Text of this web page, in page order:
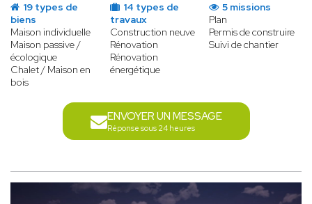
19 types de
biens
Maison individuelle
Maison passive /
écologique
Chalet / Maison en
bois
14 types de
travaux
Construction neuve
Rénovation
Rénovation
énergétique
5 missions
Plan
Permis de construire
Suivi de chantier
ENVOYER UN MESSAGE
Réponse sous 24 heures